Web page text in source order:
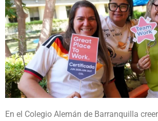
En el Colegio Alemán de Barranquilla